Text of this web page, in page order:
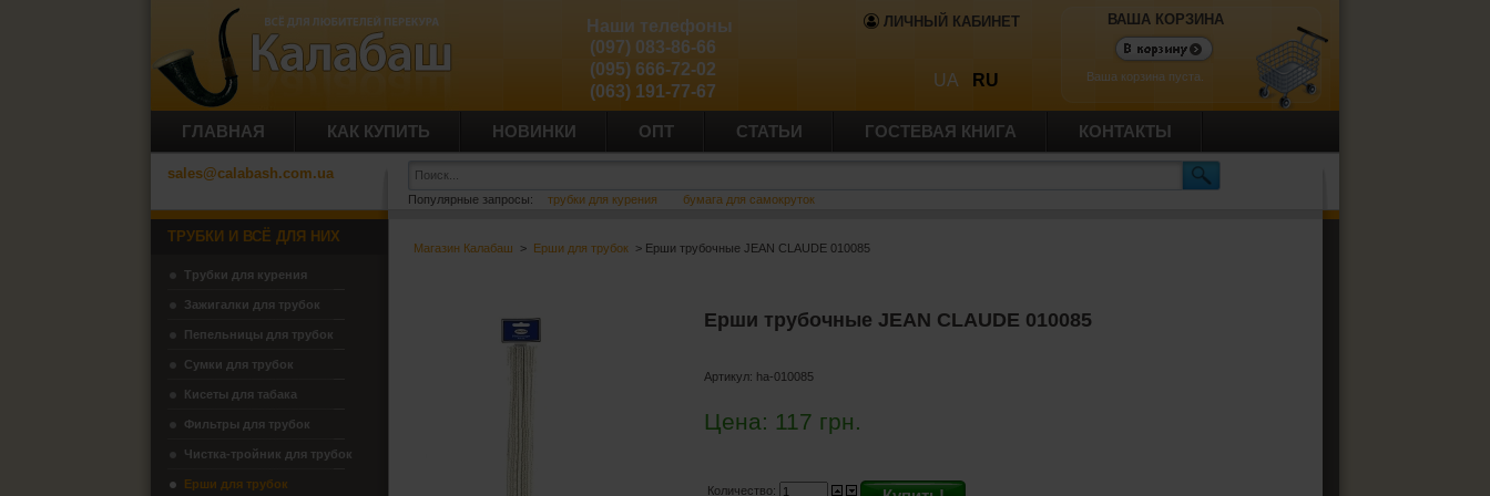
ЛИЧНЫЙ КАБИНЕТ
UA RU
Наши телефоны
(097) 083-86-66
(095) 666-72-02
(063) 191-77-67
ВАША КОРЗИНА
Ваша корзина пуста.
ГЛАВНАЯ КАК КУПИТЬ НОВИНКИ ОПТ СТАТЬИ ГОСТЕВАЯ КНИГА КОНТАКТЫ
sales@calabash.com.ua
Популярные запросы: трубки для курения бумага для самокруток
Магазин Калабаш > Ерши для трубок > Ерши трубочные JEAN CLAUDE 010085
Ерши трубочные JEAN CLAUDE 010085
Артикул: ha-010085
Цена: 117 грн.
Количество:
ТРУБКИ И ВСЁ ДЛЯ НИХ
Трубки для курения
Зажигалки для трубок
Пепельницы для трубок
Сумки для трубок
Кисеты для табака
Фильтры для трубок
Чистка-тройник для трубок
Ерши для трубок